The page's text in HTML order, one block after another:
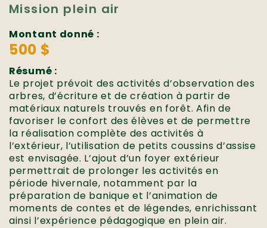
Mission plein air
Montant donné :
500 $
Résumé :
Le projet prévoit des activités d’observation des
arbres, d’écriture et de création à partir de
matériaux naturels trouvés en forêt. Afin de
favoriser le confort des élèves et de permettre
la réalisation complète des activités à
l’extérieur, l’utilisation de petits coussins d’assise
est envisagée. L’ajout d’un foyer extérieur
permettrait de prolonger les activités en
période hivernale, notamment par la
préparation de banique et l’animation de
moments de contes et de légendes, enrichissant
ainsi l’expérience pédagogique en plein air.